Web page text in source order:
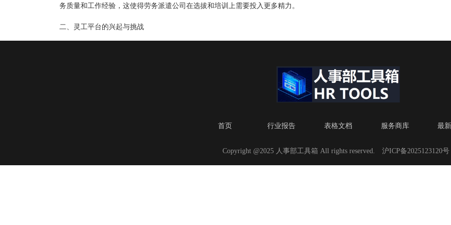
务质量和工作经验，这使得劳务派遣公司在选拔和培训上需要投入更多精力。
二、灵工平台的兴起与挑战
题。同时，最新的行业资讯也提到，为了更好地满足市场需求，许多灵工平台开始建立更加完善的评估体系和保障机制。
工作交给专业公司处理，从而减少自身的管理压力。同时，人力资源服务也在为这些公司提供更为全面和专业的服务。此外，
首页 行业报告 表格文档 服务商库 最
Copyright @2025 人事部工具箱 All rights reserved. 沪ICP备2025123120号